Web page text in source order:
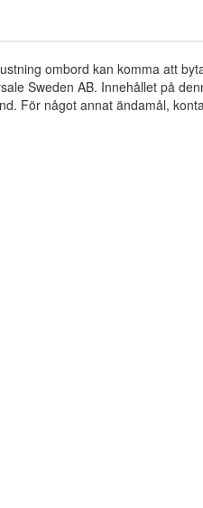
ombord kan komma att
Sweden AB. Innehållet på
För något annat ändamål,